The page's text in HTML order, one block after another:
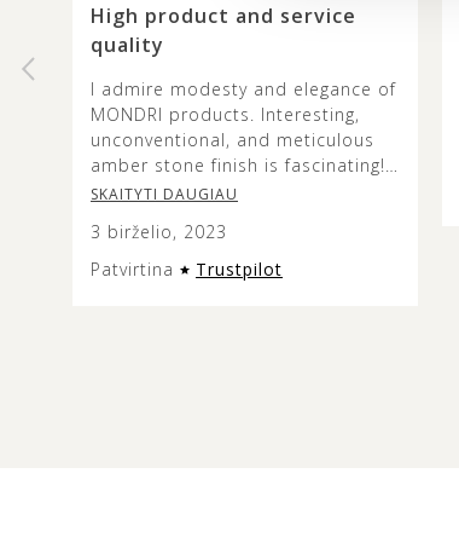
High product and service
quality
I admire modesty and elegance of
MONDRI products. Interesting,
unconventional, and meticulous
amber stone finish is fascinating!
The colours and combinations are
see how the metal design does
not overshadow the beauty of the
SKAITYTI DAUGIAU
3 birželio, 2023
Patvirtina
Trustpilot